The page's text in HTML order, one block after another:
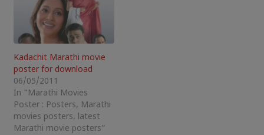
Kadachit Marathi movie
poster for download
06/05/2011
In "Marathi Movies
Poster : Posters, Marathi
movies posters, latest
Marathi movie posters"